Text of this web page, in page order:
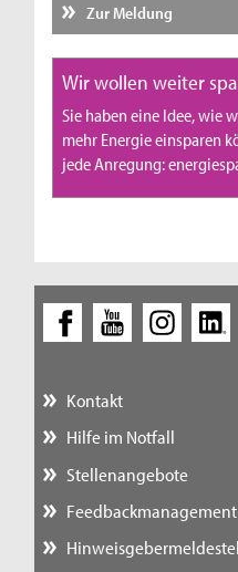
Zur Meldung
Wir wollen weiter
Sie haben eine Idee, wie
mehr Energie einsparen
jede Anregung:
Kontakt
Hilfe im Notfall
Stellenangebote
Feedbackmanagement